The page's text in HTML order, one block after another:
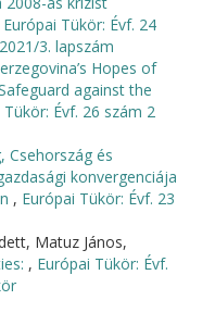
Európai Tükör: Évf. 24
3. lapszám
Hopes of
against the
Tükör: Évf. 26 szám 2
Csehország és
konvergenciája
, Európai Tükör: Évf. 23
Matuz János,
, Európai Tükör: Évf.